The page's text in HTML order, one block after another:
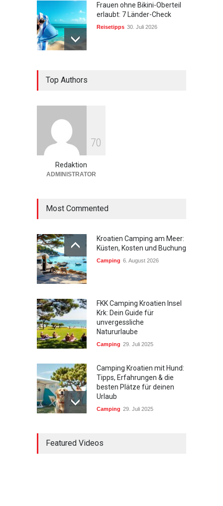
Frauen ohne Bikini-Oberteil
erlaubt: 7 Länder-Check
Reisetipps 30. Juli 2026
Tipps fürs perfekte Wetter
Top Authors
70
Redaktion
ADMINISTRATOR
Most Commented
Kroatien Camping am Meer:
Küsten, Kosten und Buchung
Camping 6. August 2026
FKK Camping Kroatien Insel
Krk: Dein Guide für
unvergessliche
Natururlaube
Camping 29. Juli 2025
Camping Kroatien mit Hund:
Tipps, Erfahrungen & die
besten Plätze für deinen
Urlaub
Camping 29. Juli 2025
Kindern: Die schönsten
Featured Videos